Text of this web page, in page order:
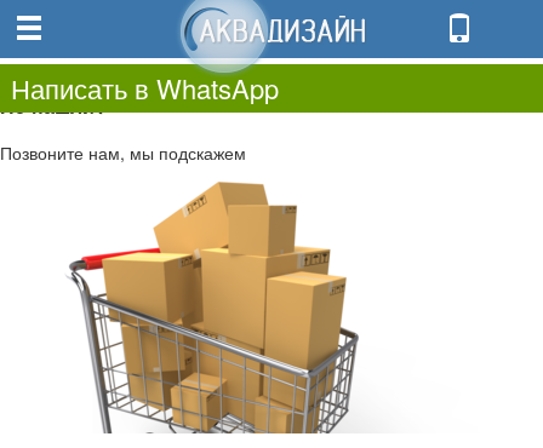
0.00
0
Не нашли?
Позвоните нам, мы подскажем
Написать в WhatsApp